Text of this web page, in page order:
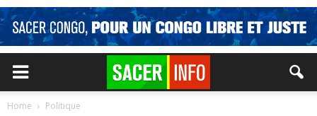
Home Politique